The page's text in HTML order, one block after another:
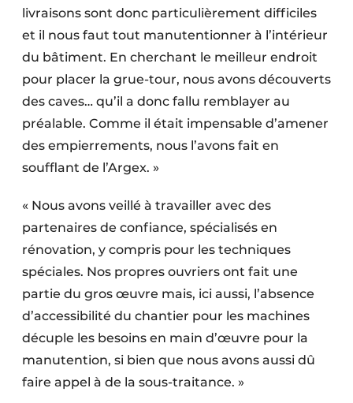
livraisons sont donc particulièrement difficiles
et il nous faut tout manutentionner à l’intérieur
du bâtiment. En cherchant le meilleur endroit
pour placer la grue-tour, nous avons découverts
des caves… qu’il a donc fallu remblayer au
préalable. Comme il était impensable d’amener
des empierrements, nous l’avons fait en
soufflant de l’Argex. »
« Nous avons veillé à travailler avec des
partenaires de confiance, spécialisés en
rénovation, y compris pour les techniques
spéciales. Nos propres ouvriers ont fait une
partie du gros œuvre mais, ici aussi, l’absence
d’accessibilité du chantier pour les machines
décuple les besoins en main d’œuvre pour la
manutention, si bien que nous avons aussi dû
faire appel à de la sous-traitance. »